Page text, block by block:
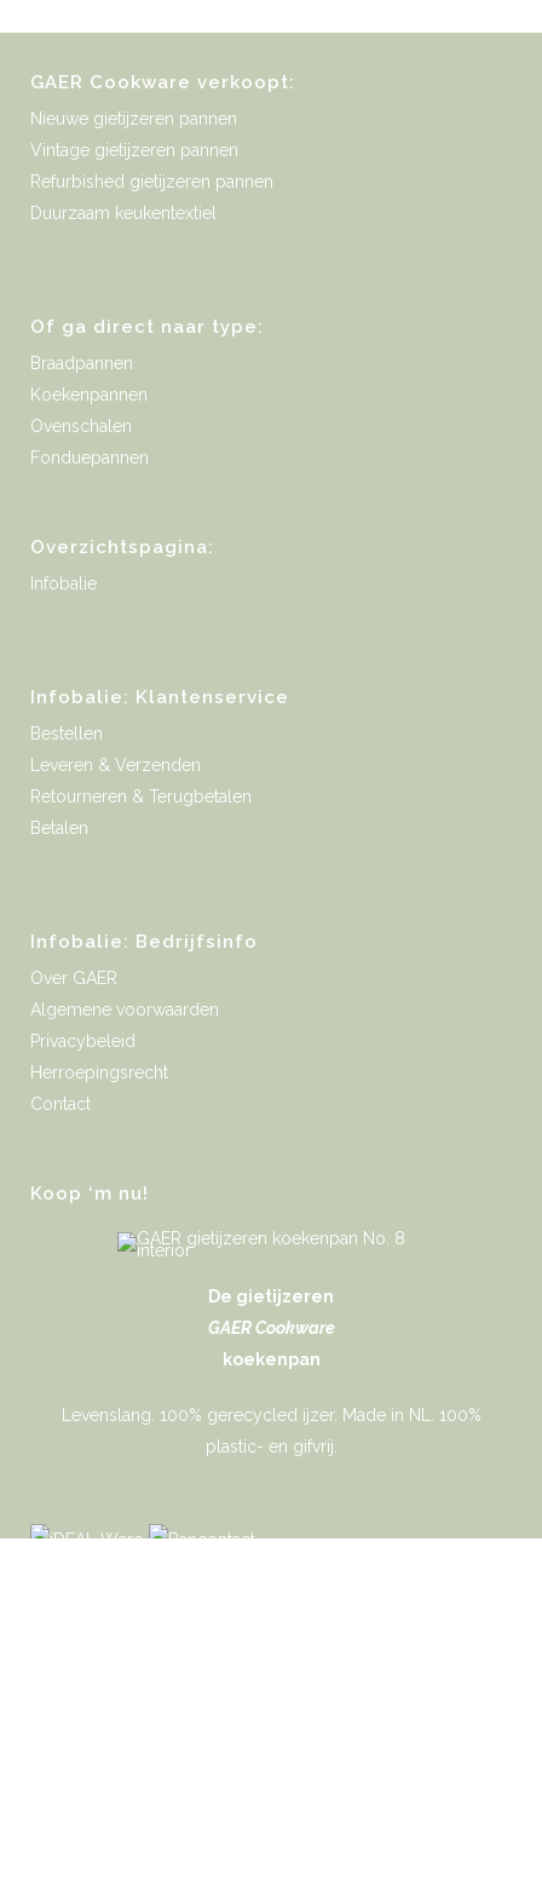
GAER Cookware verkoopt:
Nieuwe gietijzeren pannen
Vintage gietijzeren pannen
Refurbished gietijzeren pannen
Duurzaam keukentextiel
Of ga direct naar type:
Braadpannen
Koekenpannen
Ovenschalen
Fonduepannen
Overzichtspagina:
Infobalie
Infobalie: Klantenservice
Bestellen
Leveren & Verzenden
Retourneren & Terugbetalen
Betalen
Infobalie: Bedrijfsinfo
Over GAER
Algemene voorwaarden
Privacybeleid
Herroepingsrecht
Contact
Koop ‘m nu!
De gietijzeren
GAER Cookware
koekenpan
Levenslang. 100% gerecycled ijzer. Made in NL. 100%
plastic- en gifvrij.